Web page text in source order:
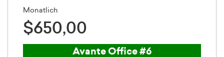
Monatlich
$650,00
Avante Office #6